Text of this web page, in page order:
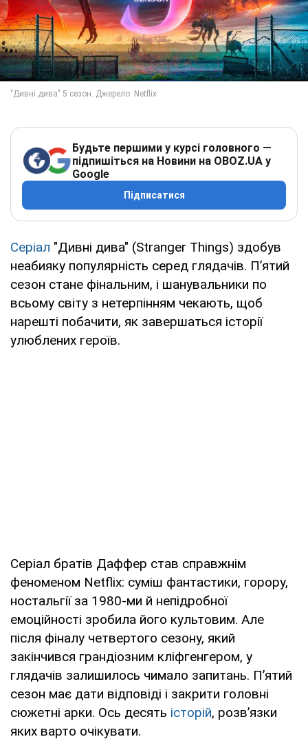
Будьте першими у курсі головного —
підпишіться на Новини на OBOZ.UA у
Google
Підписатися
Серіал "Дивні дива" (Stranger Things) здобув
неабияку популярність серед глядачів. П’ятий
сезон стане фінальним, і шанувальники по
всьому світу з нетерпінням чекають, щоб
нарешті побачити, як завершаться історії
улюблених героїв.
Серіал братів Даффер став справжнім
феноменом Netflix: суміш фантастики, горору,
ностальгії за 1980-ми й непідробної
емоційності зробила його культовим. Але
після фіналу четвертого сезону, який
закінчився грандіозним кліфгенгером, у
глядачів залишилось чимало запитань. П’ятий
сезон має дати відповіді і закрити головні
сюжетні арки. Ось десять історій, розв’язки
яких варто очікувати.